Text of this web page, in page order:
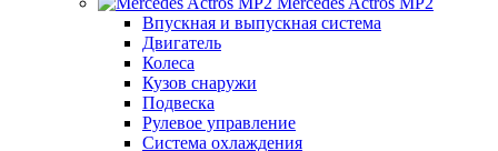
Впускная и выпускная система
Двигатель
Колеса
Кузов снаружи
Подвеска
Рулевое управление
Система охлаждения